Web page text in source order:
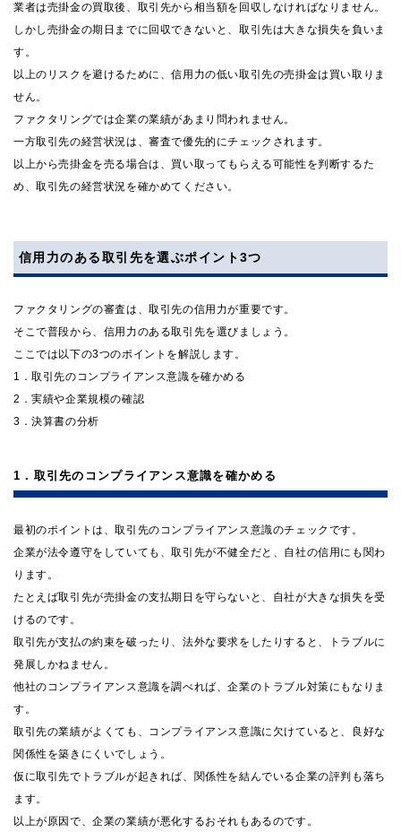
業者は売掛金の買取後、取引先から相当額を回収しなければなりません。
しかし売掛金の期日までに回収できないと、取引先は大きな損失を負いま
す。
以上のリスクを避けるために、信用力の低い取引先の売掛金は買い取りま
せん。
ファクタリングでは企業の業績があまり問われません。
一方取引先の経営状況は、審査で優先的にチェックされます。
以上から売掛金を売る場合は、買い取ってもらえる可能性を判断するた
め、取引先の経営状況を確かめてください。
信用力のある取引先を選ぶポイント3つ
ファクタリングの審査は、取引先の信用力が重要です。
そこで普段から、信用力のある取引先を選びましょう。
ここでは以下の3つのポイントを解説します。
1．取引先のコンプライアンス意識を確かめる
2．実績や企業規模の確認
3．決算書の分析
1．取引先のコンプライアンス意識を確かめる
最初のポイントは、取引先のコンプライアンス意識のチェックです。
企業が法令遵守をしていても、取引先が不健全だと、自社の信用にも関わ
ります。
たとえば取引先が売掛金の支払期日を守らないと、自社が大きな損失を受
けるのです。
取引先が支払の約束を破ったり、法外な要求をしたりすると、トラブルに
発展しかねません。
他社のコンプライアンス意識を調べれば、企業のトラブル対策にもなりま
す。
取引先の業績がよくても、コンプライアンス意識に欠けていると、良好な
関係性を築きにくいでしょう。
仮に取引先でトラブルが起きれば、関係性を結んでいる企業の評判も落ち
ます。
以上が原因で、企業の業績が悪化するおそれもあるのです。